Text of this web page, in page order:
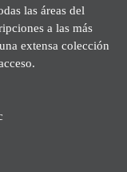
las áreas del
a las más
extensa colección